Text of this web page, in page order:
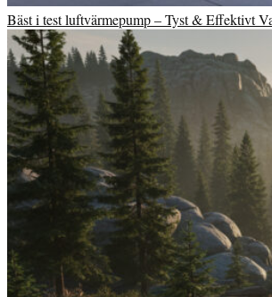
Bäst i test luftvärmepump – Tyst & Effektivt